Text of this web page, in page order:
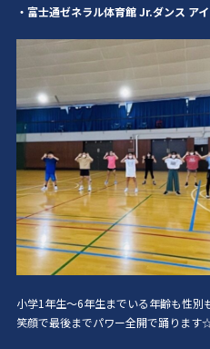
・富士通ゼネラル体育館 Jr.ダンス ア
小学1年生〜6年生までいる年齢も性
笑顔で最後までパワー全開で踊ります